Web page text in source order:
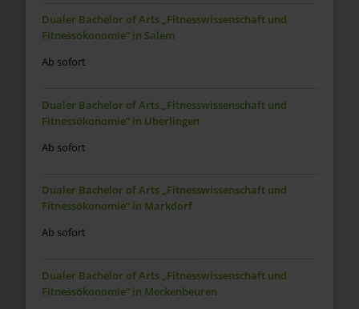
Dualer Bachelor of Arts „Fitnesswissenschaft und
Fitnessökonomie“ in Salem
Ab sofort
Dualer Bachelor of Arts „Fitnesswissenschaft und
Fitnessökonomie“ in Überlingen
Ab sofort
Dualer Bachelor of Arts „Fitnesswissenschaft und
Fitnessökonomie“ in Markdorf
Ab sofort
Dualer Bachelor of Arts „Fitnesswissenschaft und
Fitnessökonomie“ in Meckenbeuren